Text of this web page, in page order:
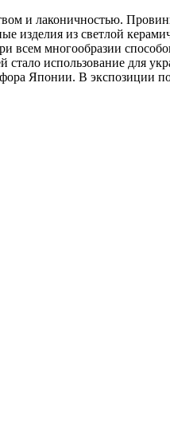
и лаконичностью.
изделия из светлой
всем многообразии
стало использование для
Японии. В экспозиции